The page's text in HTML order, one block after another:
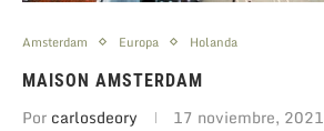
Amsterdam Europa Holanda
MAISON AMSTERDAM
Por carlosdeory 17 noviembre, 2021